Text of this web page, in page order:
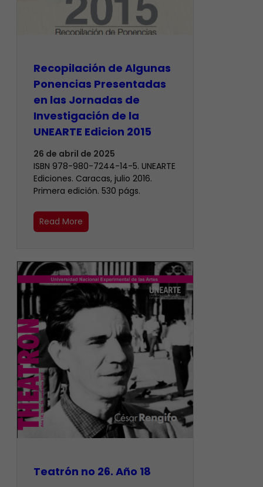
Recopilación de Algunas
Ponencias Presentadas
en las Jornadas de
Investigación de la
UNEARTE Edicion 2015
26 de abril de 2025
ISBN 978-980-7244-14-5. UNEARTE
Ediciones. Caracas, julio 2016.
Primera edición. 530 págs.
Read More
Teatrón no 26. Año 18